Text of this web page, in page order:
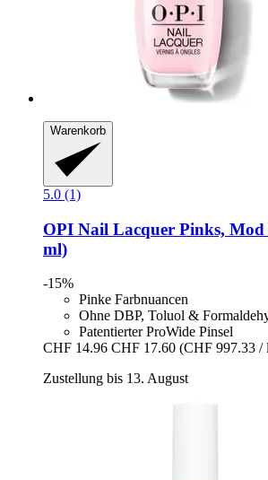
Warenkorb
5.0 (1)
OPI Nail Lacquer Pinks, Mod
ml)
-15%
Pinke Farbnuancen
Ohne DBP, Toluol &
Patentierter ProWide Pinsel
CHF 14.96 CHF 17.60 (CHF 997.33 /
Zustellung bis 13. August